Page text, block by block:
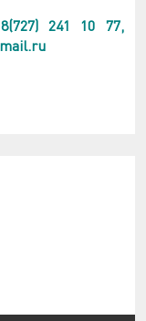
241 10 77,